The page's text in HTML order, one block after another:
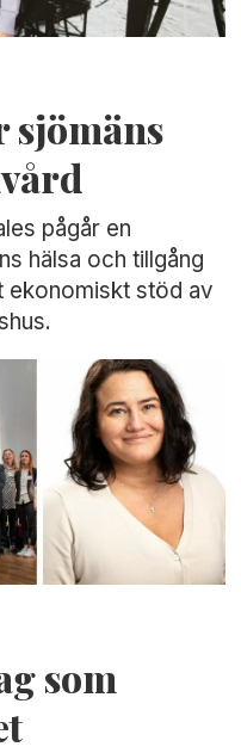
sjömäns
pågår en
hälsa och tillgång
ekonomiskt stöd av
som